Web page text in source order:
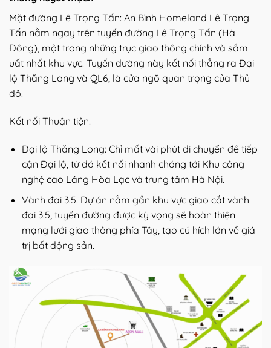
Mặt đường Lê Trọng Tấn: An Bình Homeland Lê Trọng
Tấn nằm ngay trên tuyến đường Lê Trọng Tấn (Hà
Đông), một trong những trục giao thông chính và sầm
uất nhất khu vực. Tuyến đường này kết nối thẳng ra Đại
lộ Thăng Long và QL6, là cửa ngõ quan trọng của Thủ
đô.
Kết nối Thuận tiện:
Đại lộ Thăng Long: Chỉ mất vài phút di chuyển để tiếp
cận Đại lộ, từ đó kết nối nhanh chóng tới Khu công
nghệ cao Láng Hòa Lạc và trung tâm Hà Nội.
Vành đai 3.5: Dự án nằm gần khu vực giao cắt vành
đai 3.5, tuyến đường được kỳ vọng sẽ hoàn thiện
mạng lưới giao thông phía Tây, tạo cú hích lớn về giá
trị bất động sản.